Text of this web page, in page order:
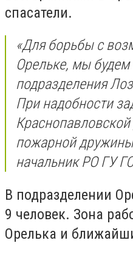
спасатели.
«Для борьбы с
Орельке, мы
подразделения
При надобности
пожарной
начальник РО ГУ
В подразделении
9 человек. Зона
Орелька и